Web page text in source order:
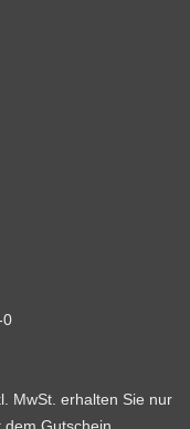
0
MwSt. erhalten Sie nur